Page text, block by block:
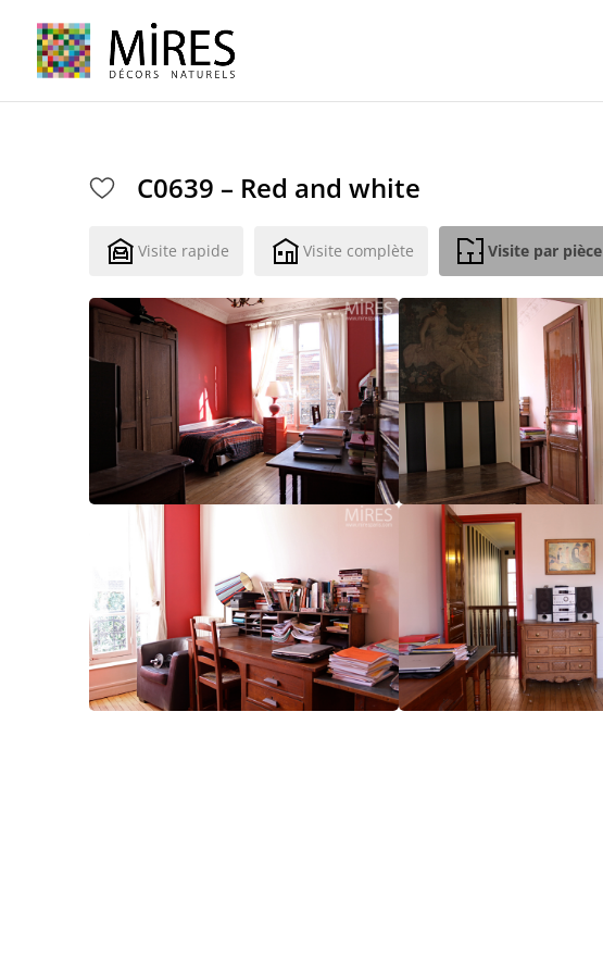
C0639 – Red and white
Visite rapide Visite complète Visite par pièce